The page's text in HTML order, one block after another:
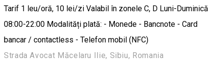
Tarif 1 leu/oră, 10 lei/zi Valabil în zonele C, D Luni-Duminică
08:00-22:00 Modalități plată: - Monede - Bancnote - Card
bancar / contactless - Telefon mobil (NFC)
Strada Avocat Măcelaru Ilie, Sibiu, Romania